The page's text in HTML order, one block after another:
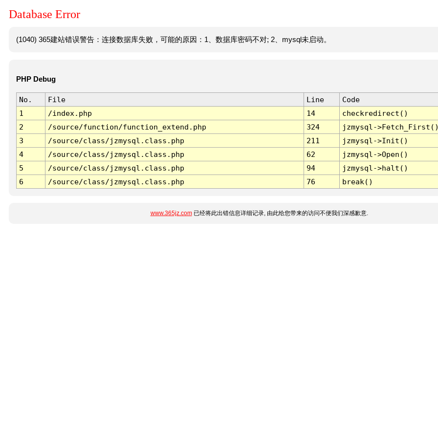
Database Error
(1040) 365建站错误警告：连接数据库失败，可能的原因：1、数据库密码不对; 2、mysql未启动。
PHP Debug
No. File Line
Code
1
/index.php 14
checkredirect()
2
/source/function/function_extend.php 324
jzmysql-
3
/source/class/jzmysql.class.php 211
jzmysql->Init()
4
/source/class/jzmysql.class.php 62
jzmysql->Open()
5
/source/class/jzmysql.class.php 94
jzmysql->halt()
6
/source/class/jzmysql.class.php 76 break()
www.365jz.com已经将此出错信息详细记录, 由此给您带来的访问不便我们深感歉意.